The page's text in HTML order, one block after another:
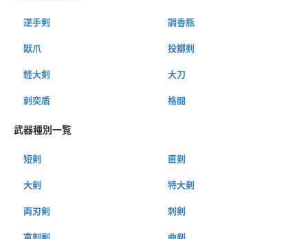
逆手剣 調香瓶
獣爪 投擲剣
軽大剣 大刀
刺突盾 格闘
武器種別一覧
短剣 直剣
大剣 特大剣
両刃剣 刺剣